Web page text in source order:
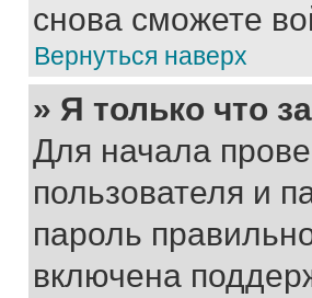
снова сможете
Вернуться наверх
» Я только что
Для начала
пользователя и
пароль
включена